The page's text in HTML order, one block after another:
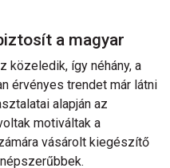
a magyar
közeledik, így néhány, a
érvényes trendet már látni
alapján az
motiváltak a
vásárolt kiegészítő